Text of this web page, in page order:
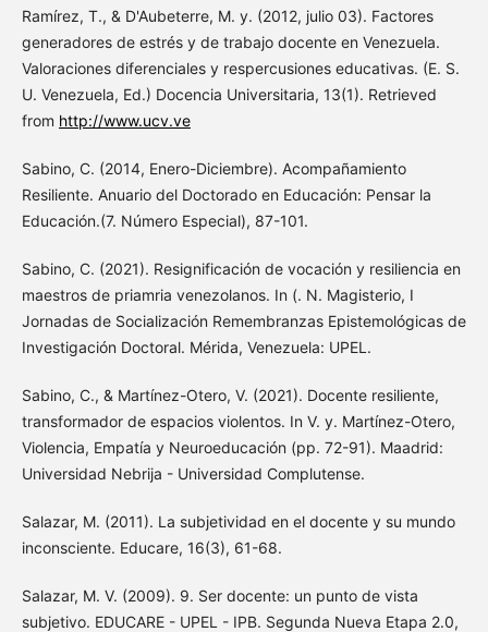
Ramírez, T., & D'Aubeterre, M. y. (2012, julio 03). Factores
generadores de estrés y de trabajo docente en Venezuela.
Valoraciones diferenciales y respercusiones educativas. (E. S.
U. Venezuela, Ed.) Docencia Universitaria, 13(1). Retrieved
from http://www.ucv.ve
Sabino, C. (2014, Enero-Diciembre). Acompañamiento
Resiliente. Anuario del Doctorado en Educación: Pensar la
Educación.(7. Número Especial), 87-101.
Sabino, C. (2021). Resignificación de vocación y resiliencia en
maestros de priamria venezolanos. In (. N. Magisterio, I
Jornadas de Socialización Remembranzas Epistemológicas de
Investigación Doctoral. Mérida, Venezuela: UPEL.
Sabino, C., & Martínez-Otero, V. (2021). Docente resiliente,
transformador de espacios violentos. In V. y. Martínez-Otero,
Violencia, Empatía y Neuroeducación (pp. 72-91). Maadrid:
Universidad Nebrija - Universidad Complutense.
Salazar, M. (2011). La subjetividad en el docente y su mundo
inconsciente. Educare, 16(3), 61-68.
Salazar, M. V. (2009). 9. Ser docente: un punto de vista
subjetivo. EDUCARE - UPEL - IPB. Segunda Nueva Etapa 2.0,